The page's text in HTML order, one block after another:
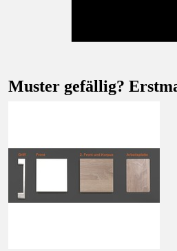
Muster gefällig?